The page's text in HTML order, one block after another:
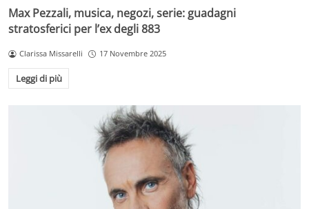
Max Pezzali, musica, negozi, serie: guadagni
stratosferici per l’ex degli 883
Clarissa Missarelli 17 Novembre 2025
Leggi di più